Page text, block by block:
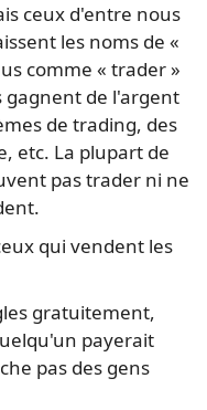
ceux d'entre nous
les noms de «
comme « trader »
gagnent de l'argent
de trading, des
etc. La plupart de
pas trader ni ne
qui vendent les
gratuitement,
payerait
pas des gens